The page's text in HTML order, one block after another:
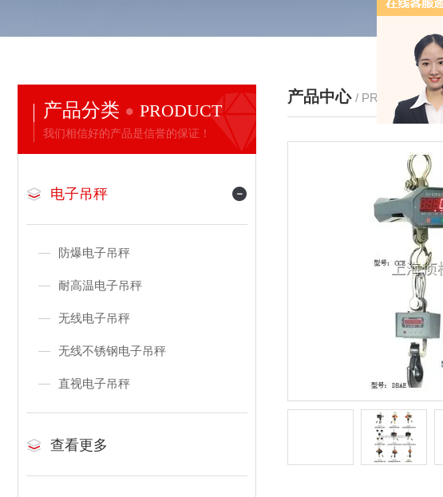
产品分类 PRODUCT
我们相信好的产品是信誉的保证！
电子吊秤
防爆电子吊秤
耐高温电子吊秤
无线电子吊秤
无线不锈钢电子吊秤
直视电子吊秤
查看更多
产品中心 / PRODUCTS